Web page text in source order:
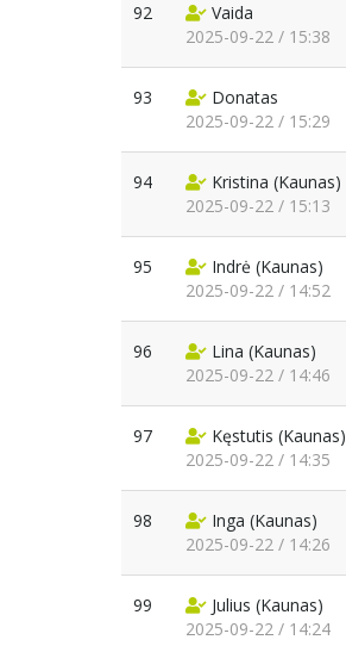
92
Vaida
2025-09-22 / 15:38
93
Donatas
2025-09-22 / 15:29
94 Kristina (Kaunas)
2025-09-22 / 15:13
95 Indrė (Kaunas)
2025-09-22 / 14:52
96 Lina (Kaunas)
2025-09-22 / 14:46
97 Kęstutis (Kaunas)
2025-09-22 / 14:35
98 Inga (Kaunas)
2025-09-22 / 14:26
99 Julius (Kaunas)
2025-09-22 / 14:24